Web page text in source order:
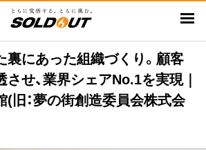
裏にあった組織づくり。顧客
せ、業界シェアNo.1を実現｜
旧：夢の街創造委員会株式会